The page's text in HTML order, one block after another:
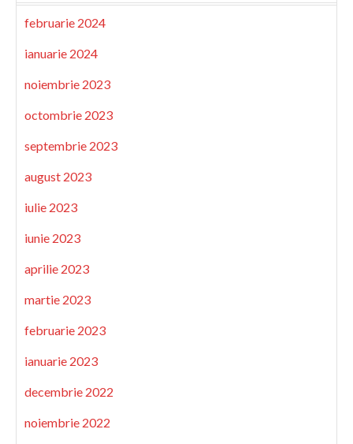
februarie 2024
ianuarie 2024
noiembrie 2023
octombrie 2023
septembrie 2023
august 2023
iulie 2023
iunie 2023
aprilie 2023
martie 2023
februarie 2023
ianuarie 2023
decembrie 2022
noiembrie 2022